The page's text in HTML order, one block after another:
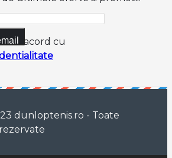
de acord cu
dunloptenis.ro - Toate